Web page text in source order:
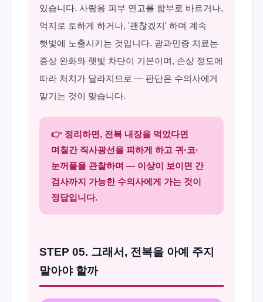
있습니다. 사람용 피부 연고를 함부로 바르거나,
억지로 토하게 하거나, '괜찮겠지' 하며 계속
햇빛에 노출시키는 것입니다. 광과민증 치료는
증상 완화와 햇빛 차단이 기본이며, 손상 정도에
따라 처치가 달라지므로 — 판단은 수의사에게
맡기는 것이 맞습니다.
👉 정리하면, 전복 내장을 먹었다면
며칠간 직사광선을 피하게 하고 귀·코·
눈꺼풀을 관찰하며 — 이상이 보이면 간
검사까지 가능한 수의사에게 가는 것이
정답입니다.
STEP 05. 그래서, 전복을 아예 주지
말아야 할까